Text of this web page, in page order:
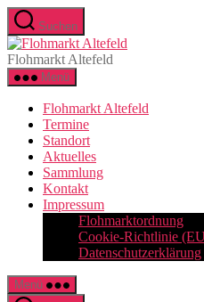
Zum
Inhalt
springen
Suchen
Flohmarkt Altefeld
Menü
Flohmarkt Altefeld
Termine
Standort
Aktuelles
Sammlung
Kontakt
Impressum
Flohmarktordnung
Cookie-Richtlinie
Datenschutzerklärung
Menü